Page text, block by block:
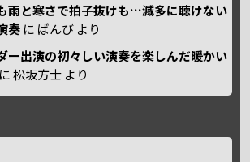
雨と寒さで拍子抜けも…滅多に聴けない
奏 に ばんび より
ー出演の初々しい演奏を楽しんだ暖かい
に松坂方士 より